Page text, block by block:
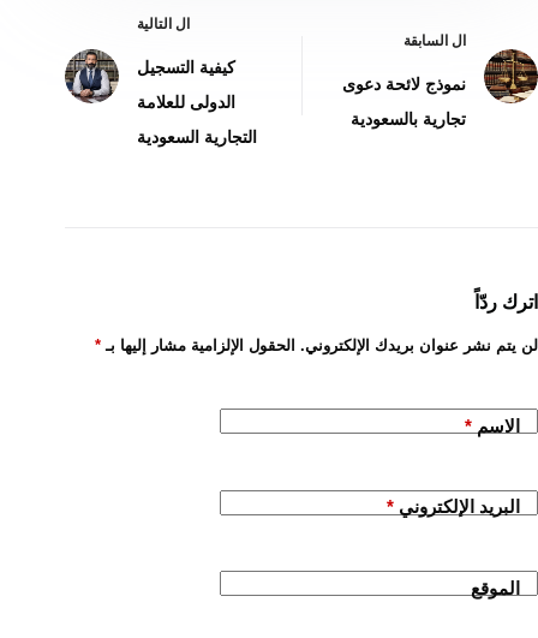
ال السابقة
نموذج لائحة دعوى
تجارية بالسعودية
ال التالية
كيفية التسجيل
الدولى للعلامة
التجارية السعودية
اترك ردّاً
لن يتم نشر عنوان بريدك الإلكتروني. الحقول الإلزامية مشار إليها بـ *
الاسم *
البريد الإلكتروني *
الموقع